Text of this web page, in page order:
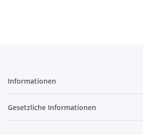
Informationen
Gesetzliche Informationen